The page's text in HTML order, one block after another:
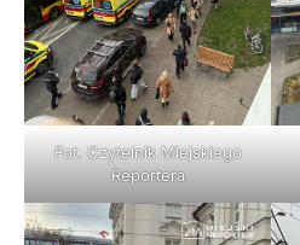
Fot. Czytelnik Miejskiego
Reportera